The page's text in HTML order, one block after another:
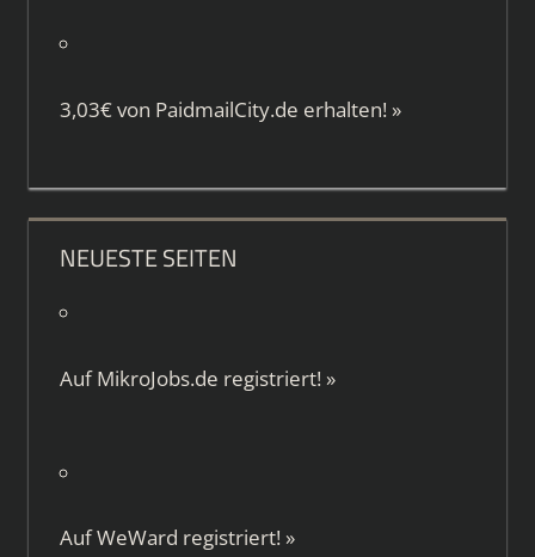
3,03€ von PaidmailCity.de erhalten! »
NEUESTE SEITEN
AufMikroJobs.de registriert! »
AufWeWard registriert! »